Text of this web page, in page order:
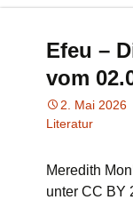
Efeu –
vom
2. Mai 2026
Literatur
Meredith
unter CC BY